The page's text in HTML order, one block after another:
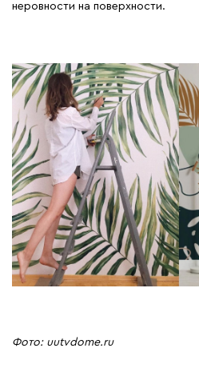
неровности на поверхности.
Фото: uutvdome.ru